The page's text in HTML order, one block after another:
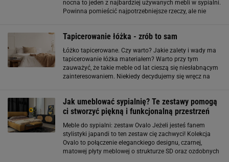
nocna to jeden z najbardziej używanych mebli w sypialni.
Powinna pomieścić najpotrzebniejsze rzeczy, ale nie
Tapicerowanie łóżka - zrób to sam
Łóżko tapicerowane. Czy warto? Jakie zalety i wady ma
tapicerowanie łóżka materiałem? Warto przy tym
zauważyć, że takie meble od lat cieszą się niesłabnącym
zainteresowaniem. Niekiedy decydujemy się wręcz na
Jak umeblować sypialnię? Te zestawy pomogą
ci stworzyć piękną i funkcjonalną przestrzeń
Meble do sypialni: zestaw Ovalo Jeżeli jesteś fanem
stylistyki japandi to ten zestaw cię zachwyci! Kolekcja
Ovalo to połączenie eleganckiego designu, czarnej,
matowej płyty meblowej o strukturze SD oraz ozdobnych